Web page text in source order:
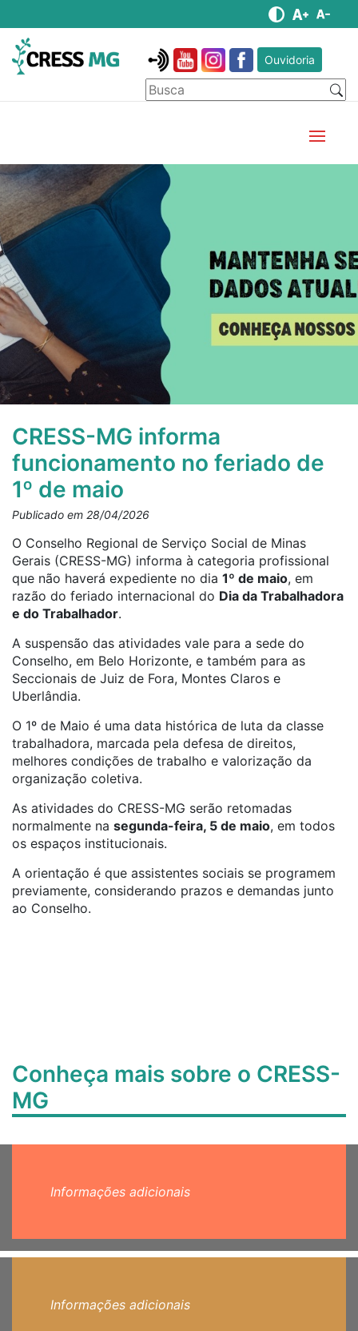
Ouvidoria
CRESS-MG informa
funcionamento no feriado de
1º de maio
Publicado em 28/04/2026
O Conselho Regional de Serviço Social de Minas
Gerais (CRESS-MG) informa à categoria profissional
que não haverá expediente no dia 1º de maio, em
razão do feriado internacional do Dia da Trabalhadora
e do Trabalhador.
A suspensão das atividades vale para a sede do
Conselho, em Belo Horizonte, e também para as
Seccionais de Juiz de Fora, Montes Claros e
Uberlândia.
O 1º de Maio é uma data histórica de luta da classe
trabalhadora, marcada pela defesa de direitos,
melhores condições de trabalho e valorização da
organização coletiva.
As atividades do CRESS-MG serão retomadas
normalmente na segunda-feira, 5 de maio, em todos
os espaços institucionais.
A orientação é que assistentes sociais se programem
previamente, considerando prazos e demandas junto
ao Conselho.
Conheça mais sobre o CRESS-
MG
Informações adicionais
Informações adicionais